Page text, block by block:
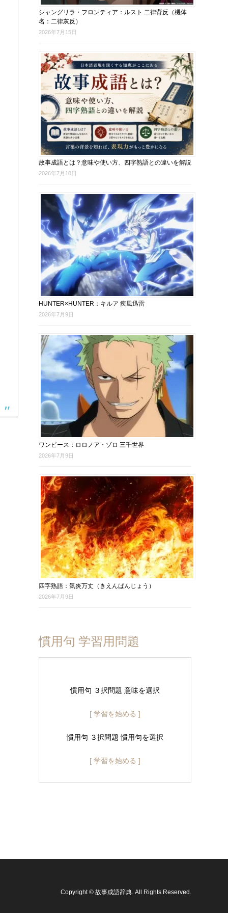
シャングリラ・フロンティア：ルスト 二律背反（機体
名：二律灰反）
2026年7月15日
故事成語とは？意味や使い方、四字熟語との違いを解説
2026年7月10日
HUNTER×HUNTER：キルア 疾風迅雷
2026年7月9日
ワンピース：ロロノア・ゾロ 三千世界
2026年7月9日
四字熟語：気炎万丈（きえんばんじょう）
2026年7月9日
慣用句 学習用問題
慣用句 ３択問題 意味を選択
[ 学習を始める ]
慣用句 ３択問題 慣用句を選択
[ 学習を始める ]
Copyright © 故事成語辞典 . All Rights Reserved.